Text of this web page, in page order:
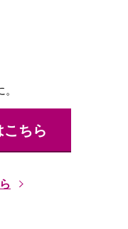
ちら